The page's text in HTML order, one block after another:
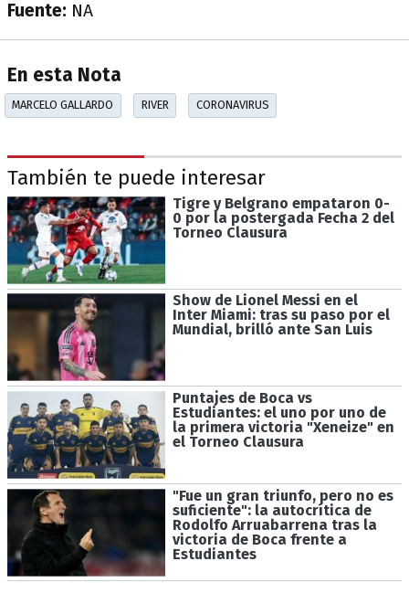
Fuente: NA
En esta Nota
MARCELO GALLARDO RIVER CORONAVIRUS
También te puede interesar
Tigre y Belgrano empataron 0-
0 por la postergada Fecha 2 del
Torneo Clausura
Show de Lionel Messi en el
Inter Miami: tras su paso por el
Mundial, brilló ante San Luis
Puntajes de Boca vs
Estudiantes: el uno por uno de
la primera victoria "Xeneize" en
el Torneo Clausura
"Fue un gran triunfo, pero no es
suficiente": la autocrítica de
Rodolfo Arruabarrena tras la
victoria de Boca frente a
Estudiantes